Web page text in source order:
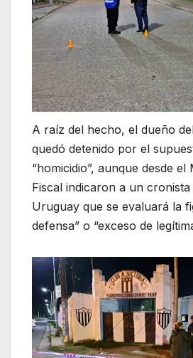
A raíz del hecho, el dueño
quedó detenido por el
“homicidio”, aunque desde
Fiscal indicaron a un cronista
Uruguay que se evaluará la
defensa” o “exceso de